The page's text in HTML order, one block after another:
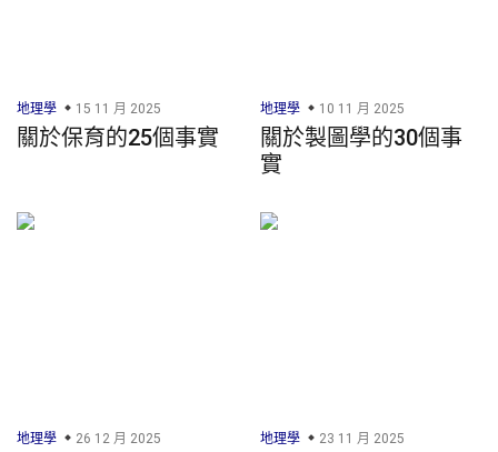
地理學 15 11 月 2025
關於保育的25個事實
地理學 10 11 月 2025
關於製圖學的30個事
實
地理學 26 12 月 2025 地理學 23 11 月 2025